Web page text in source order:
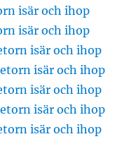
isär och ihop
isär och ihop
isär och ihop
isär och ihop
isär och ihop
isär och ihop
isär och ihop